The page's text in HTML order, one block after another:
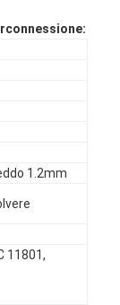
1.2mm
11801,